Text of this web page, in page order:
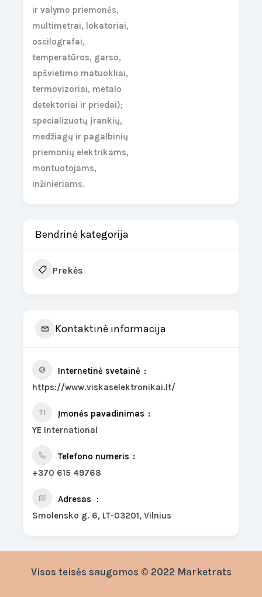
ir valymo priemonės,
multimetrai, lokatoriai,
oscilografai,
temperatūros, garso,
apšvietimo matuokliai,
termovizoriai, metalo
detektoriai ir priedai);
specializuotų įrankių,
medžiagų ir pagalbinių
priemonių elektrikams,
montuotojams,
inžinieriams.
Bendrinė kategorija
Prekės
Kontaktinė informacija
Internetinė svetainė
https://www.viskaselektronikai.lt/
Įmonės pavadinimas
YE International
Telefono numeris
+370 615 49768
Adresas
Smolensko g. 6, LT-03201, Vilnius
Visos teisės saugomos © 2022 Marketrats